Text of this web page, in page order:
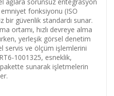
fonksiyonu (ISO
bir güvenlik standardı sunar.
ortamı, hızlı devreye alma
yerleşik görsel denetim
servis ve ölçüm işlemlerini
1001325, esneklik,
sunarak işletmelerin